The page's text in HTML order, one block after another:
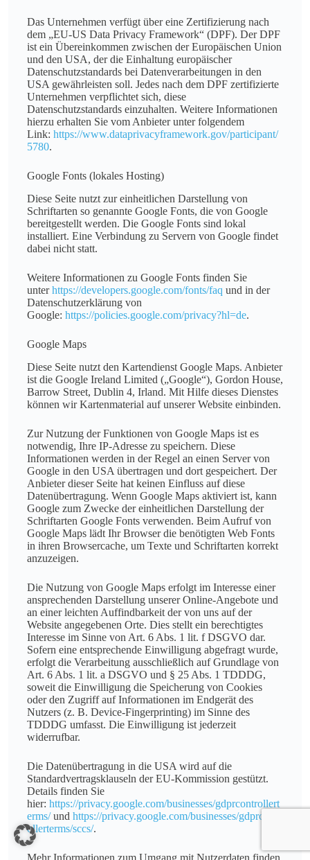
Das Unternehmen verfügt über eine Zertifizierung nach
dem „EU-US Data Privacy Framework“ (DPF). Der DPF
ist ein Übereinkommen zwischen der Europäischen Union
und den USA, der die Einhaltung europäischer
Datenschutzstandards bei Datenverarbeitungen in den
USA gewährleisten soll. Jedes nach dem DPF zertifizierte
Unternehmen verpflichtet sich, diese
Datenschutzstandards einzuhalten. Weitere Informationen
hierzu erhalten Sie vom Anbieter unter folgendem
Link: https://www.dataprivacyframework.gov/participant/
5780.
Google Fonts (lokales Hosting)
Diese Seite nutzt zur einheitlichen Darstellung von
Schriftarten so genannte Google Fonts, die von Google
bereitgestellt werden. Die Google Fonts sind lokal
installiert. Eine Verbindung zu Servern von Google findet
dabei nicht statt.
Weitere Informationen zu Google Fonts finden Sie
unterhttps://developers.google.com/fonts/faq und in der
Datenschutzerklärung von
Google: https://policies.google.com/privacy?hl=de.
Google Maps
Diese Seite nutzt den Kartendienst Google Maps. Anbieter
ist die Google Ireland Limited („Google“), Gordon House,
Barrow Street, Dublin 4, Irland. Mit Hilfe dieses Dienstes
können wir Kartenmaterial auf unserer Website einbinden.
Zur Nutzung der Funktionen von Google Maps ist es
notwendig, Ihre IP-Adresse zu speichern. Diese
Informationen werden in der Regel an einen Server von
Google in den USA übertragen und dort gespeichert. Der
Anbieter dieser Seite hat keinen Einfluss auf diese
Datenübertragung. Wenn Google Maps aktiviert ist, kann
Google zum Zwecke der einheitlichen Darstellung der
Schriftarten Google Fonts verwenden. Beim Aufruf von
Google Maps lädt Ihr Browser die benötigten Web Fonts
in ihren Browsercache, um Texte und Schriftarten korrekt
anzuzeigen.
Die Nutzung von Google Maps erfolgt im Interesse einer
ansprechenden Darstellung unserer Online-Angebote und
an einer leichten Auffindbarkeit der von uns auf der
Website angegebenen Orte. Dies stellt ein berechtigtes
Interesse im Sinne von Art. 6 Abs. 1 lit. f DSGVO dar.
Sofern eine entsprechende Einwilligung abgefragt wurde,
erfolgt die Verarbeitung ausschließlich auf Grundlage von
Art. 6 Abs. 1 lit. a DSGVO und § 25 Abs. 1 TDDDG,
soweit die Einwilligung die Speicherung von Cookies
oder den Zugriff auf Informationen im Endgerät des
Nutzers (z. B. Device-Fingerprinting) im Sinne des
TDDDG umfasst. Die Einwilligung ist jederzeit
widerrufbar.
Die Datenübertragung in die USA wird auf die
Standardvertragsklauseln der EU-Kommission gestützt.
Details finden Sie
hier: https://privacy.google.com/businesses/gdprcontrollert
erms/und https://privacy.google.com/businesses/gdprcontr
ollerterms/sccs/.
Mehr Informationen zum Umgang mit Nutzerdaten finden